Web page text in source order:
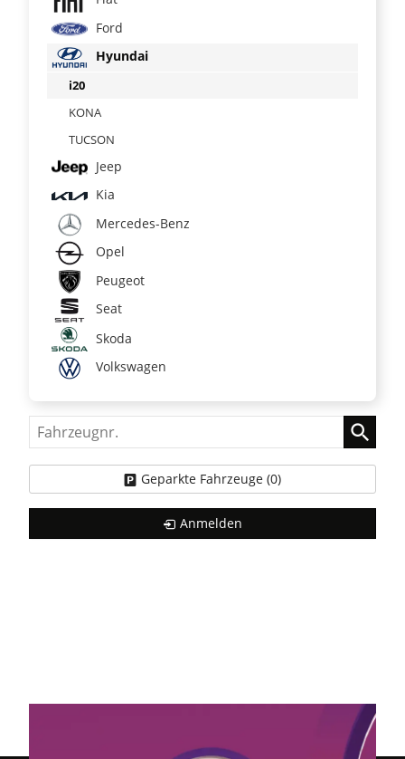
Ford
Hyundai
i20
KONA
TUCSON
Jeep
Kia
Mercedes-Benz
Opel
Peugeot
Seat
Skoda
Volkswagen
Fahrzeugnr.
Geparkte Fahrzeuge (0)
Anmelden